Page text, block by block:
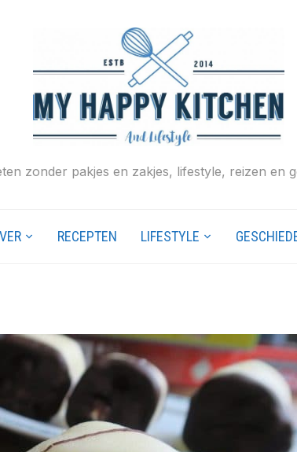
zonder pakjes en zakjes, lifestyle, reizen en
RECEPTEN LIFESTYLE